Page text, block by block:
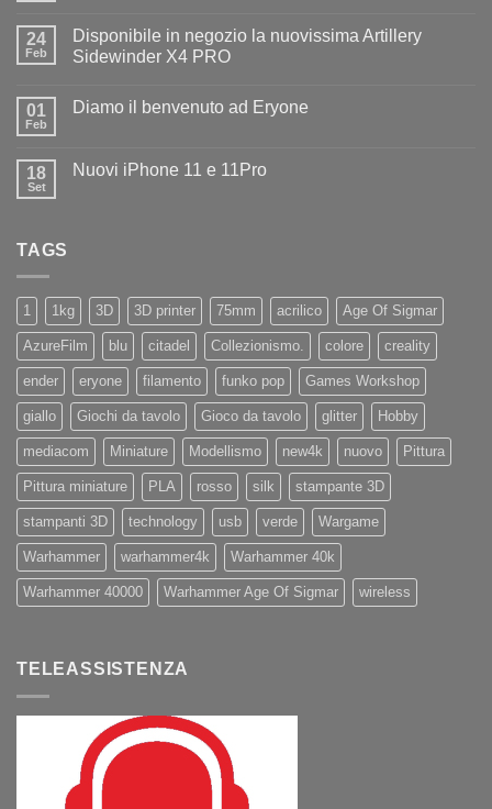
Diamo
il
benvenuto
24
Feb
Disponibile in negozio la nuovissima Artillery
Sidewinder X4 PRO
su
la
nuovissima
01
Feb
Diamo il benvenuto ad Eryone
Diamo
18
Set
Nuovi iPhone 11 e 11Pro
TAGS
1 1kg 3D 3D printer 75mm acrilico Age Of Sigmar
AzureFilm blu citadel Collezionismo. colore creality
ender eryone filamento funko pop Games Workshop
giallo Giochi da tavolo Gioco da tavolo glitter Hobby
mediacom Miniature Modellismo new4k nuovo Pittura
Pittura miniature PLA rosso silk stampante 3D
stampanti 3D technology usb verde Wargame
Warhammer warhammer4k Warhammer 40k
Warhammer 40000 Warhammer Age Of Sigmar wireless
TELEASSISTENZA